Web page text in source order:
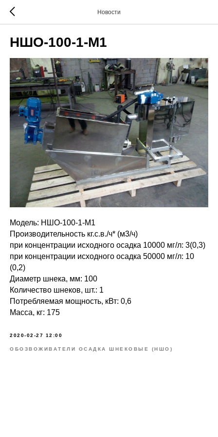
Новости
НШО-100-1-М1
Модель: НШО-100-1-М1
Производительность кг.с.в./ч* (м3/ч)
при концентрации исходного осадка 10000 мг/л: 3(0,3)
при концентрации исходного осадка 50000 мг/л: 10
(0,2)
Диаметр шнека, мм: 100
Количество шнеков, шт.: 1
Потребляемая мощность, кВт: 0,6
Масса, кг: 175
2020-02-27 12:00
ОБОЗВОЖИВАТЕЛИ ОСАДКА ШНЕКОВЫЕ (НШО)